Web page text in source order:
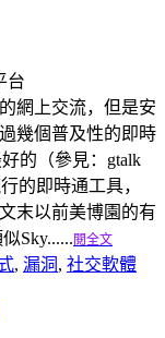
網上交流，但是安
幾個普及性的即時
的（參見：gtalk
的即時通工具，
末以前美博園的有
Sky...... 閱全文
, 漏洞 , 社交軟體